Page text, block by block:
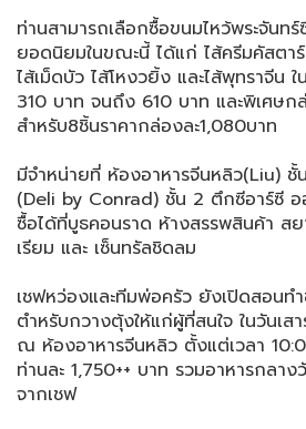
ท่านสามารถเลือกซื้อขนมไหว้พระจันท
ยอดนิยมในขณะนี้ ได้แก่ ไส้ครีมคัสตา
ไส้เม็ดบัว ไส้โหงวยิ้ง และไส้พุทราจีน
310 บาท จนถึง 610 บาท และพิเศษก
สำหรับ8ชิ้นราคากล่องละ1,080บาท
มีจำหน่ายที่ ห้องอาหารจีนหลิว(Liu) ชั้
(Deli by Conrad) ชั้น 2 ตึกซีอาร์ซี
ซื้อได้ที่บูธคอนราด ห้างสรรพสินค้า ส
เรียม และ เซ็นทรัลชิดลม
เชฟหว่องและทีมพ่อครัว ยังเปิดสอนท
ตำหรับกวางตุ้งให้แก่ผู้ที่สนใจ ในวันเ
ณ ห้องอาหารจีนหลิว ตั้งแต่เวลา
ท่านละ 1,750++ บาท รวมอาหารกลา
จากเชฟ